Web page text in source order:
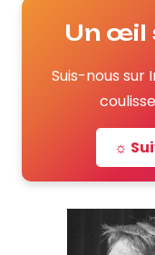
Un œil
Suis-nous sur
☼